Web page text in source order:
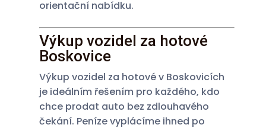
orientační nabídku.
Výkup vozidel za hotové
Boskovice
Výkup vozidel za hotové v Boskovicích
je ideálním řešením pro každého, kdo
chce prodat auto bez zdlouhavého
čekání. Peníze vyplácíme ihned po